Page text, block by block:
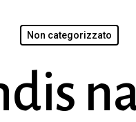
Non categorizzato